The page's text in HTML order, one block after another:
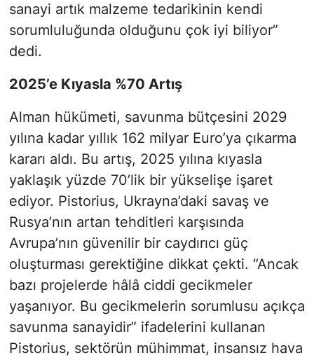
sanayi artık malzeme tedarikinin kendi
sorumluluğunda olduğunu çok iyi biliyor”
dedi.
2025’e Kıyasla %70 Artış
Alman hükümeti, savunma bütçesini 2029
yılına kadar yıllık 162 milyar Euro’ya çıkarma
kararı aldı. Bu artış, 2025 yılına kıyasla
yaklaşık yüzde 70’lik bir yükselişe işaret
ediyor. Pistorius, Ukrayna’daki savaş ve
Rusya’nın artan tehditleri karşısında
Avrupa’nın güvenilir bir caydırıcı güç
oluşturması gerektiğine dikkat çekti. “Ancak
bazı projelerde hâlâ ciddi gecikmeler
yaşanıyor. Bu gecikmelerin sorumlusu açıkça
savunma sanayidir” ifadelerini kullanan
Pistorius, sektörün mühimmat, insansız hava